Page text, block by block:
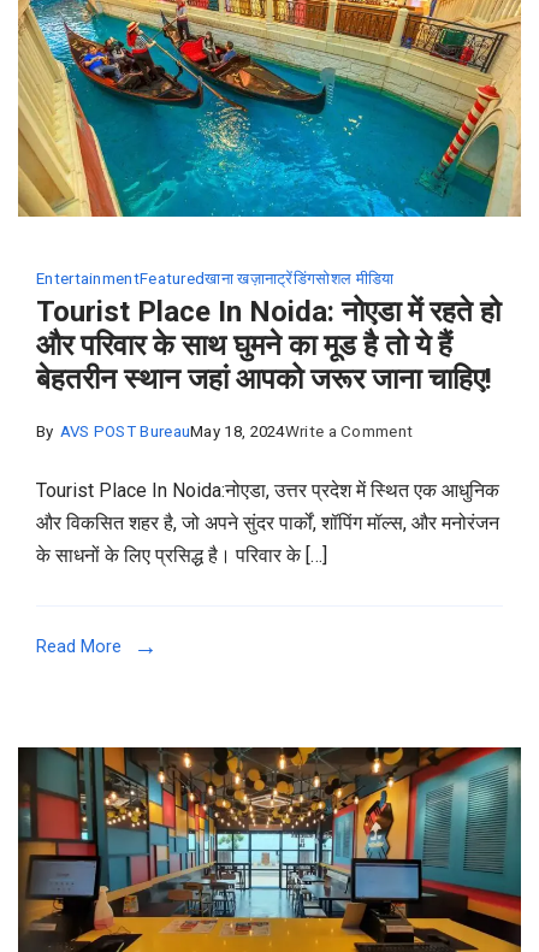
EntertainmentFeaturedखाना खज़ानाट्रेंडिंगसोशल मीडिया
Tourist Place In Noida: नोएडा में रहते हो
और परिवार के साथ घुमने का मूड है तो ये हैं
बेहतरीन स्थान जहां आपको जरूर जाना चाहिए!
By AVS POST BureauMay 18, 2024Write a Commenton
Place
In
परिवार
के
साथ
घुमने
का
मूड
Tourist Place In Noida:नोएडा, उत्तर प्रदेश में स्थित एक आधुनिक
और विकसित शहर है, जो अपने सुंदर पार्कों, शॉपिंग मॉल्स, और मनोरंजन
के साधनों के लिए प्रसिद्ध है। परिवार के […]
Read More